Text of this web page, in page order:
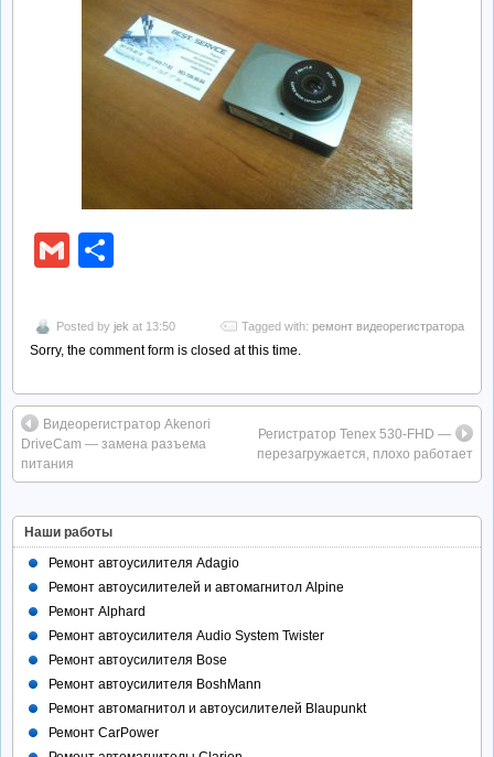
Gmail
Posted by jek at 13:50 Tagged with: ремонт видеорегистратора
Sorry, the comment form is closed at this time.
Видеорегистратор Akenori
DriveCam — замена разъема
питания
Регистратор Tenex 530-FHD —
перезагружается, плохо работает
Наши работы
Ремонт автоусилителя Adagio
Ремонт автоусилителей и автомагнитол Alpine
Ремонт Alphard
Ремонт автоусилителя Audio System Twister
Ремонт автоусилителя Bose
Ремонт автоусилителя BoshMann
Ремонт автомагнитол и автоусилителей Blaupunkt
Ремонт CarPower